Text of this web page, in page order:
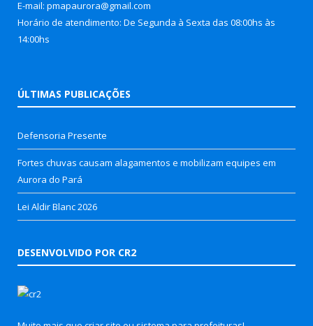
E-mail: pmapaurora@gmail.com
Horário de atendimento: De Segunda à Sexta das 08:00hs às
14:00hs
ÚLTIMAS PUBLICAÇÕES
Defensoria Presente
Fortes chuvas causam alagamentos e mobilizam equipes em
Aurora do Pará
Lei Aldir Blanc 2026
DESENVOLVIDO POR CR2